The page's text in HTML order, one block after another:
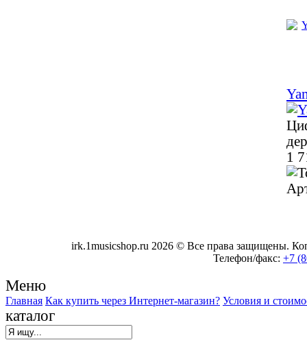
1
irk.1musicshop.ru 2026 © Все права защищены.
Телефон/факс: +7
Меню
Главная Как купить через Интернет-магазин? Условия и
каталог